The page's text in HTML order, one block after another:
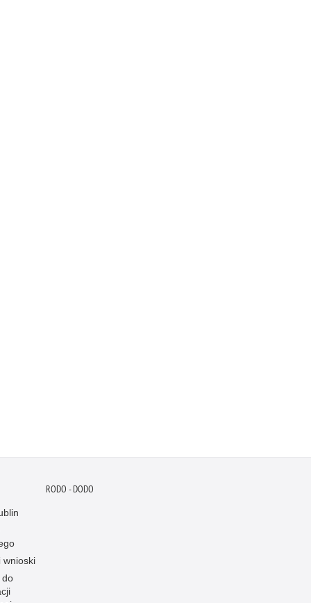
wnioski
do
RODO - DODO